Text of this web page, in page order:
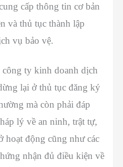
cấp thông tin cơ bản
và thủ tục thành lập
vụ bảo vệ.
công ty kinh doanh dịch
lại ở thủ tục đăng ký
mà còn phải đáp
lý về an ninh, trật tự,
hoạt động cũng như các
nhận đủ điều kiện về